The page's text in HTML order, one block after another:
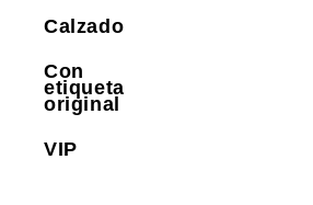
Calzado
Con
etiqueta
original
VIP